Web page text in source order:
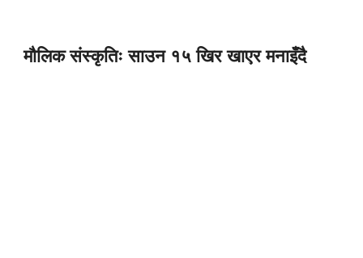
मौलिक संस्कृतिः साउन १५ खिर खाएर मनाइँदै